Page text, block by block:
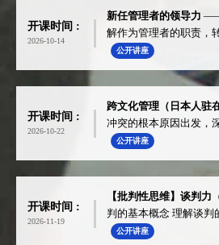
开课时间 :
2026-10-14
新任管理者的领导力 —— 帮助新任管
解作为管理者的职责，
出成果。
公开讲座
开课时间 :
2026-10-22
跨文化管理（日本人驻
冲突的根本原因出发，
管理不善的原因，重新
公开讲座
开课时间 :
2026-11-19
【批判性思维】谈判力
判的基本概念 理解谈判
及谈判的要点（价值创
公开讲座